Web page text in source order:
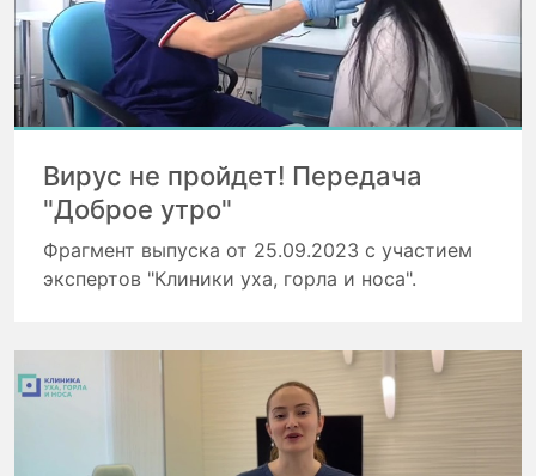
Вирус не пройдет! Передача
"Доброе утро"
Фрагмент выпуска от 25.09.2023 с участием
экспертов "Клиники уха, горла и носа".